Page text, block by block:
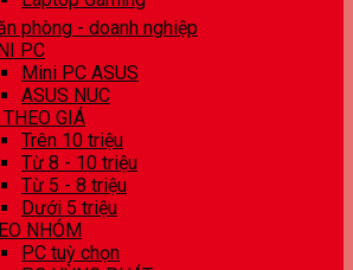
phòng - doanh nghiệp
PC
Mini PC ASUS
ASUS NUC
GIÁ
Trên 10 triệu
Từ 8 - 10 triệu
Từ 5 - 8 triệu
Dưới 5 triệu
NHÓM
PC tuỳ chọn